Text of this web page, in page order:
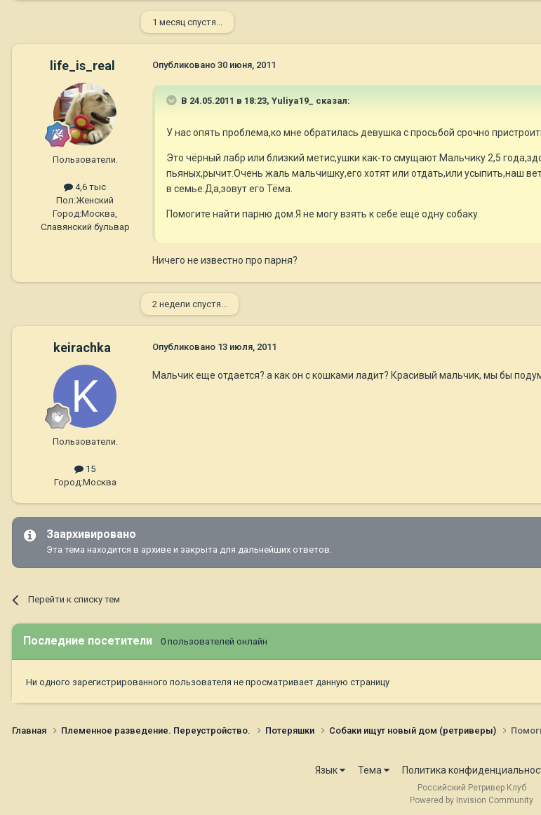
1 месяц спустя...
life_is_real
Пользователи.
4,6 тыс
Пол:Женский
Город:Москва,
Славянский бульвар
Опубликовано 30 июня, 2011
В 24.05.2011 в 18:23, Yuliya19_ сказал:
У нас опять проблема,ко мне обратилась девушка с просьбой срочно
Это чёрный лабр или близкий метис,ушки как-то смущают.Мальчику 2,5
пьяных,рычит.Очень жаль мальчишку,его хотят или отдать,или усыпить,наш
в семье.Да,зовут его Тёма.
Помогите найти парню дом.Я не могу взять к себе ещё одну собаку.
Ничего не известно про парня?
2 недели спустя...
keirachka
Пользователи.
15
Город:Москва
Опубликовано 13 июля, 2011
Мальчик еще отдается? а как он с кошками ладит? Красивый мальчик, мы бы
Заархивировано
Эта тема находится в архиве и закрыта для дальнейших ответов.
Перейти к списку тем
Последние посетители 0 пользователей онлайн
Ни одного зарегистрированного пользователя не просматривает данную страницу
Главная Племенное разведение. Переустройство. Потеряшки Собаки ищут новый дом (ретриверы)
Язык Тема Политика
Российский Ретривер Клуб
Powered by Invision Community